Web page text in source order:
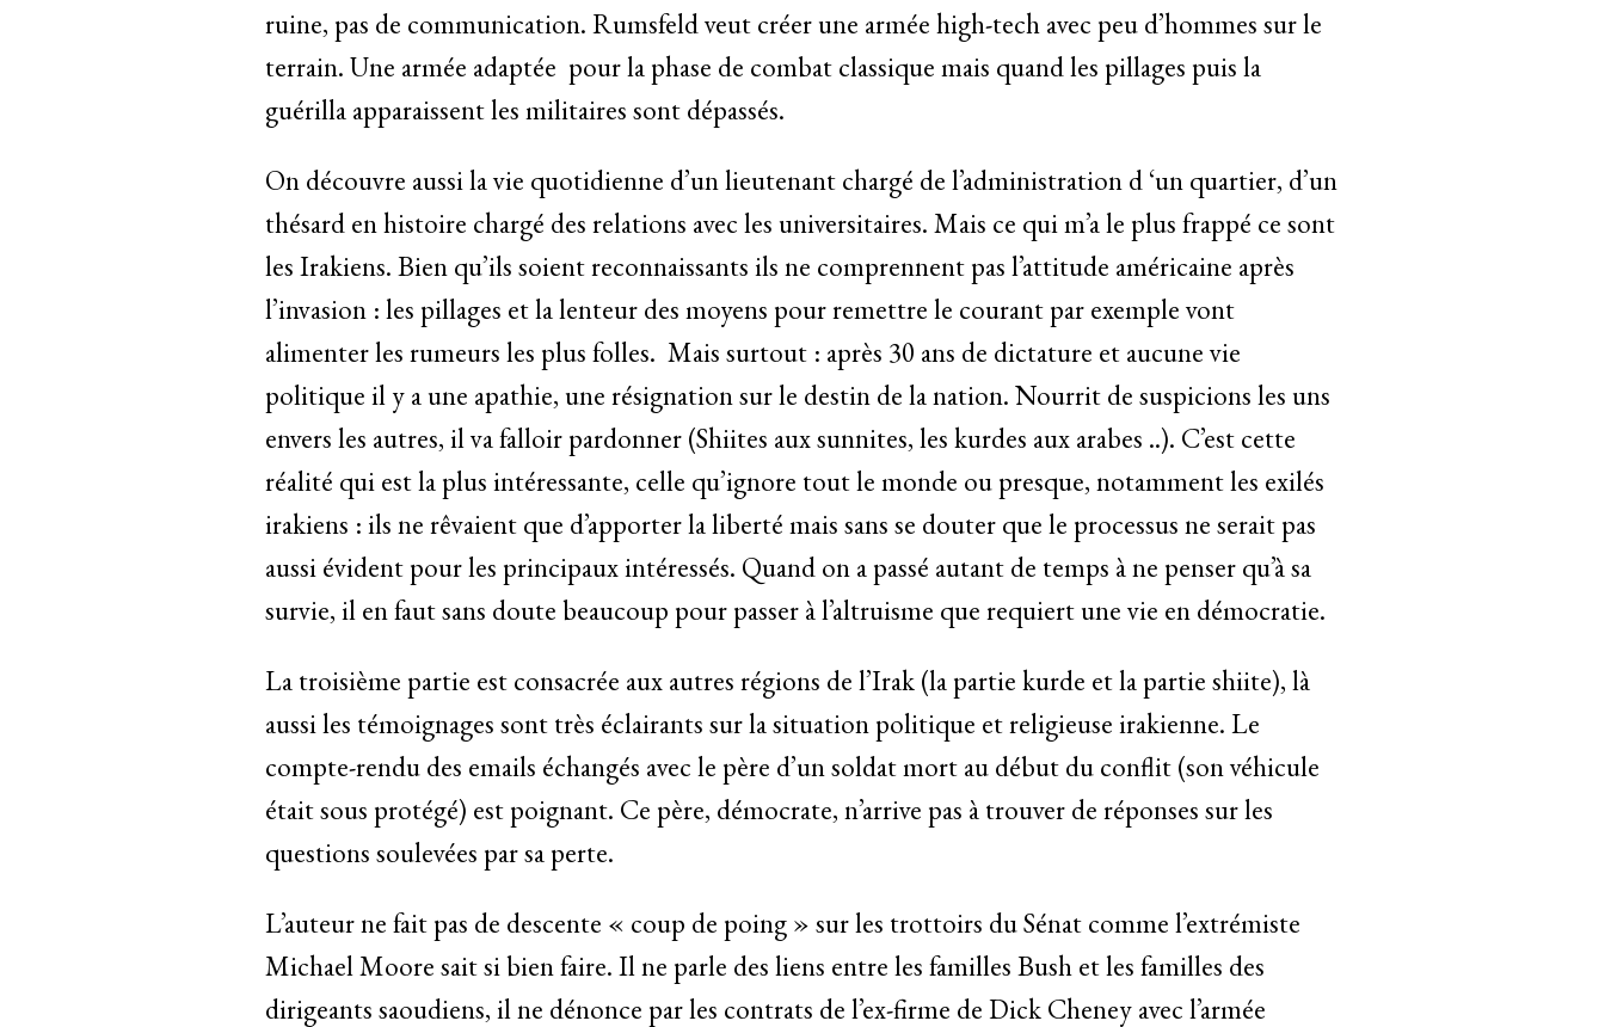
ruine, pas de communication. Rumsfeld veut créer une armée high-tech avec peu d’hommes sur le
terrain. Une armée adaptée pour la phase de combat classique mais quand les pillages puis la
guérilla apparaissent les militaires sont dépassés.
On découvre aussi la vie quotidienne d’un lieutenant chargé de l’administration d ‘un quartier, d’un
thésard en histoire chargé des relations avec les universitaires. Mais ce qui m’a le plus frappé ce sont
les Irakiens. Bien qu’ils soient reconnaissants ils ne comprennent pas l’attitude américaine après
l’invasion : les pillages et la lenteur des moyens pour remettre le courant par exemple vont
alimenter les rumeurs les plus folles. Mais surtout : après 30 ans de dictature et aucune vie
politique il y a une apathie, une résignation sur le destin de la nation. Nourrit de suspicions les uns
envers les autres, il va falloir pardonner (Shiites aux sunnites, les kurdes aux arabes ..). C’est cette
réalité qui est la plus intéressante, celle qu’ignore tout le monde ou presque, notamment les exilés
irakiens : ils ne rêvaient que d’apporter la liberté mais sans se douter que le processus ne serait pas
aussi évident pour les principaux intéressés. Quand on a passé autant de temps à ne penser qu’à sa
survie, il en faut sans doute beaucoup pour passer à l’altruisme que requiert une vie en démocratie.
La troisième partie est consacrée aux autres régions de l’Irak (la partie kurde et la partie shiite), là
aussi les témoignages sont très éclairants sur la situation politique et religieuse irakienne. Le
compte-rendu des emails échangés avec le père d’un soldat mort au début du conflit (son véhicule
était sous protégé) est poignant. Ce père, démocrate, n’arrive pas à trouver de réponses sur les
questions soulevées par sa perte.
L’auteur ne fait pas de descente « coup de poing » sur les trottoirs du Sénat comme l’extrémiste
Michael Moore sait si bien faire. Il ne parle des liens entre les familles Bush et les familles des
dirigeants saoudiens, il ne dénonce par les contrats de l’ex-firme de Dick Cheney avec l’armée